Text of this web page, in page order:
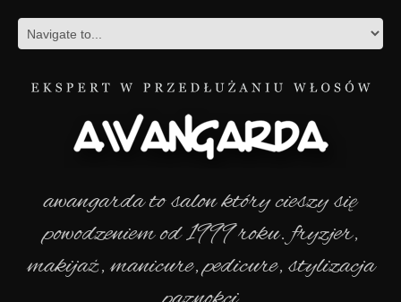
awangarda to salon który cieszy się
powodzeniem od 1999 roku. fryzjer,
makijaż, manicure, pedicure, stylizacja